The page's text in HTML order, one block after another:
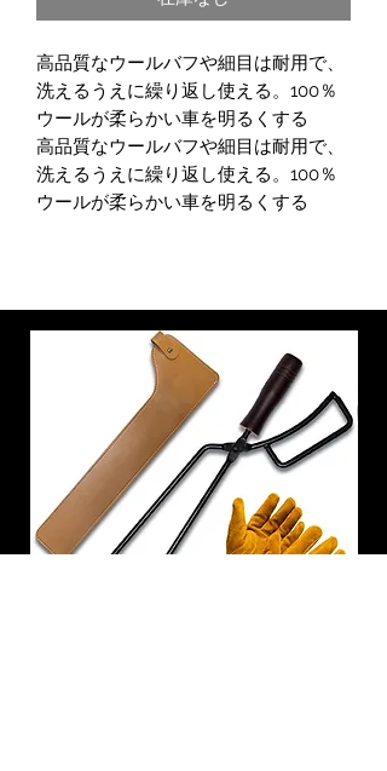
高品質なウールバフや細目は耐用で、
洗えるうえに繰り返し使える。100％
ウールが柔らかい車を明るくする
高品質なウールバフや細目は耐用で、
洗えるうえに繰り返し使える。100％
ウールが柔らかい車を明るくする